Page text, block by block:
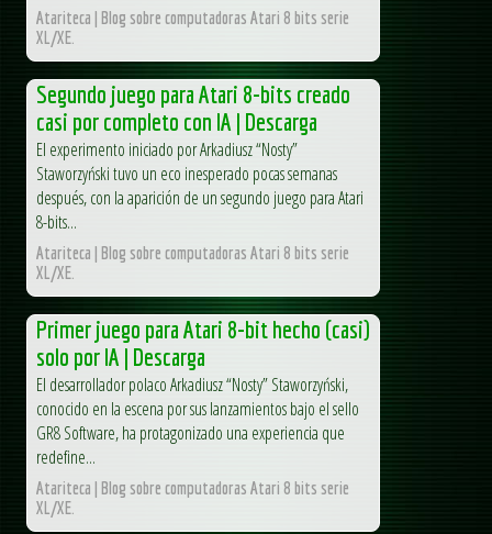
Atariteca | Blog sobre computadoras Atari 8 bits serie
XL/XE.
Segundo juego para Atari 8-bits creado
casi por completo con IA | Descarga
El experimento iniciado por Arkadiusz “Nosty”
Staworzyński tuvo un eco inesperado pocas semanas
después, con la aparición de un segundo juego para Atari
8-bits...
Atariteca | Blog sobre computadoras Atari 8 bits serie
XL/XE.
Primer juego para Atari 8-bit hecho (casi)
solo por IA | Descarga
El desarrollador polaco Arkadiusz “Nosty” Staworzyński,
conocido en la escena por sus lanzamientos bajo el sello
GR8 Software, ha protagonizado una experiencia que
redefine...
Atariteca | Blog sobre computadoras Atari 8 bits serie
XL/XE.